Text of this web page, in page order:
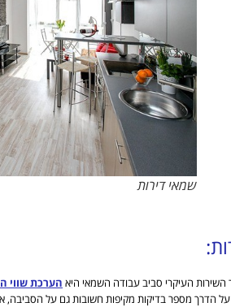
שמאי דירות
השירות העיקרי סביב עבודה השמאי היא הערכת שווי
הדרך מספר בדיקות מקיפות חשובות גם על הסביבה,